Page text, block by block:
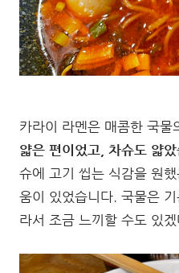
카라이 라멘은 매콤한 국물
얇은 편이었고, 차슈도 얇
슈에 고기 씹는 식감을 원
움이 있었습니다. 국물은
라서 조금 느끼할 수도 있